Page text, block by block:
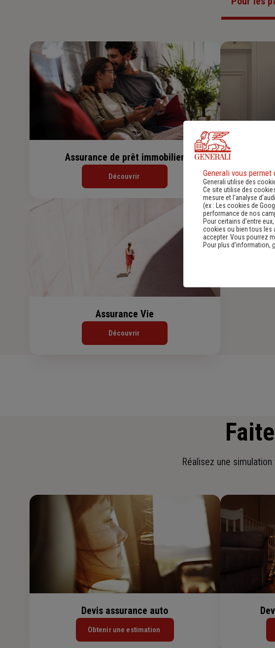
Assurance de prêt immobilier
Découvrir
Assurance Vie
Découvrir
Réalisez une
Devis assurance auto
Obtenir une estimation
Generali vous
Generali utilise des
Ce site utilise des
mesure et l’analyse
(ex :
Les cookies de
performance de nos
Pour certains d’entre
cookies ou bien tous les
accepter. Vous pourrez
Pour plus d’information,